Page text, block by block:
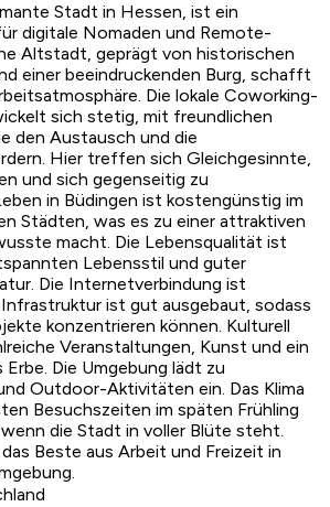
Stadt in Hessen, ist ein
digitale Nomaden und Remote-
Altstadt, geprägt von historischen
einer beeindruckenden Burg, schafft
Die lokale Coworking-
sich stetig, mit freundlichen
den Austausch und die
Hier treffen sich Gleichgesinnte,
und sich gegenseitig zu
in Büdingen ist kostengünstig im
Städten, was es zu einer attraktiven
macht. Die Lebensqualität ist
Lebensstil und guter
Die Internetverbindung ist
Infrastruktur ist gut ausgebaut, sodass
konzentrieren können. Kulturell
Veranstaltungen, Kunst und ein
Die Umgebung lädt zu
Outdoor-Aktivitäten ein. Das Klima
Besuchszeiten im späten Frühling
die Stadt in voller Blüte steht.
Beste aus Arbeit und Freizeit in